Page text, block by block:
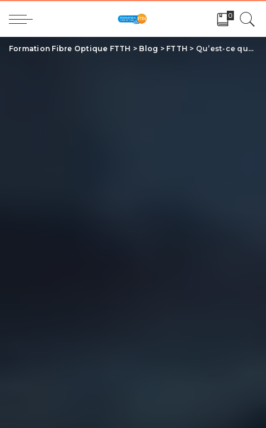
0
Formation Fibre Optique FTTH > Blog > FTTH > Qu’est-ce que la Fibre Optique et comment fonctionne-t-elle?